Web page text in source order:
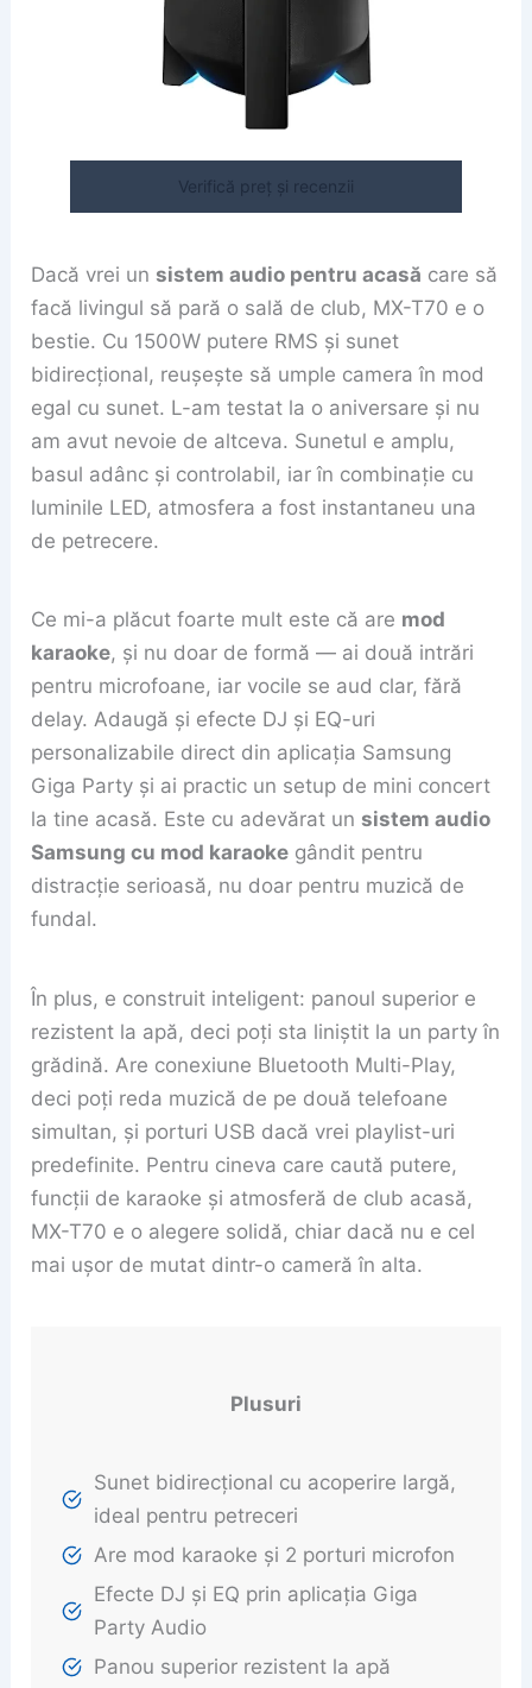
Verifică preț și recenzii
Dacă vrei unsistem audio pentru acasă care să
facă livingul să pară o sală de club, MX-T70 e o
bestie. Cu 1500W putere RMS și sunet
bidirecțional, reușește să umple camera în mod
egal cu sunet. L-am testat la o aniversare și nu
am avut nevoie de altceva. Sunetul e amplu,
basul adânc și controlabil, iar în combinație cu
luminile LED, atmosfera a fost instantaneu una
de petrecere.
Ce mi-a plăcut foarte mult este că are mod
karaoke, și nu doar de formă — ai două intrări
pentru microfoane, iar vocile se aud clar, fără
delay. Adaugă și efecte DJ și EQ-uri
personalizabile direct din aplicația Samsung
Giga Party și ai practic un setup de mini concert
la tine acasă. Este cu adevărat unsistem audio
Samsung cu mod karaoke gândit pentru
distracție serioasă, nu doar pentru muzică de
fundal.
În plus, e construit inteligent: panoul superior e
rezistent la apă, deci poți sta liniștit la un party în
grădină. Are conexiune Bluetooth Multi-Play,
deci poți reda muzică de pe două telefoane
simultan, și porturi USB dacă vrei playlist-uri
predefinite. Pentru cineva care caută putere,
funcții de karaoke și atmosferă de club acasă,
MX-T70 e o alegere solidă, chiar dacă nu e cel
mai ușor de mutat dintr-o cameră în alta.
Plusuri
Sunet bidirecțional cu acoperire largă,
ideal pentru petreceri
Are mod karaoke și 2 porturi microfon
Efecte DJ și EQ prin aplicația Giga
Party Audio
Panou superior rezistent la apă